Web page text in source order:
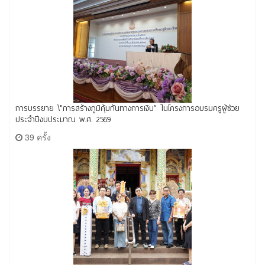
การบรรยาย \"การสร้างภูมิคุ้มกันทางการเงิน” ในโครงการอบรมครูผู้ช่วย
ประจำปีงบประมาณ พ.ศ. 2569
39 ครั้ง